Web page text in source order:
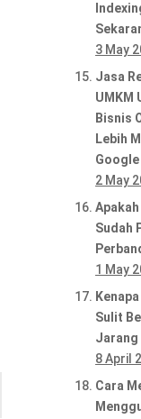
3 May
Jasa
UMKM
Bisnis
Lebih
Google
2 May
Sudah
1 May
Sulit
Jarang
8 April
Cara